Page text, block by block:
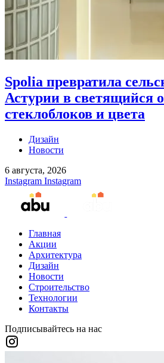
Spolia превратила
Астурии в светящийся
стеклоблоков и цвета
Дизайн
Новости
6 августа, 2026
Instagram Instagram
Главная
Акции
Архитектура
Дизайн
Новости
Строительство
Технологии
Контакты
Подписывайтесь на нас